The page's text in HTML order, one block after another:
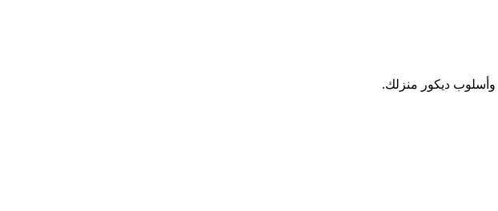
وأسلوب ديكور منزلك.